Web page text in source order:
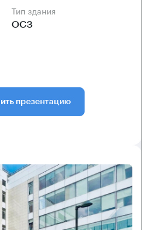
Тип здания
ОСЗ
презентацию